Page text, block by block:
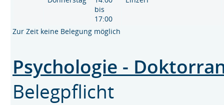
bis
17:00
Zur Zeit keine Belegung möglich
Psychologie -
Belegpflicht